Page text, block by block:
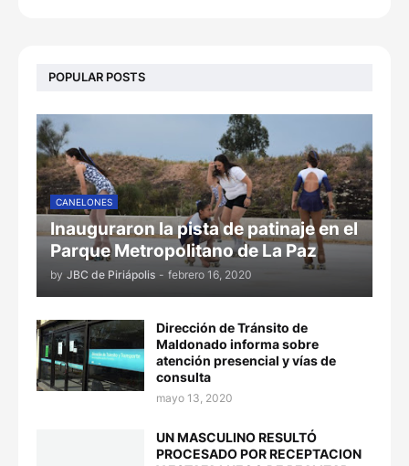
POPULAR POSTS
CANELONES
Inauguraron la pista de patinaje en el
Parque Metropolitano de La Paz
by JBC de Piriápolis - febrero 16, 2020
Dirección de Tránsito de
Maldonado informa sobre
atención presencial y vías de
consulta
mayo 13, 2020
UN MASCULINO RESULTÓ
PROCESADO POR RECEPTACION